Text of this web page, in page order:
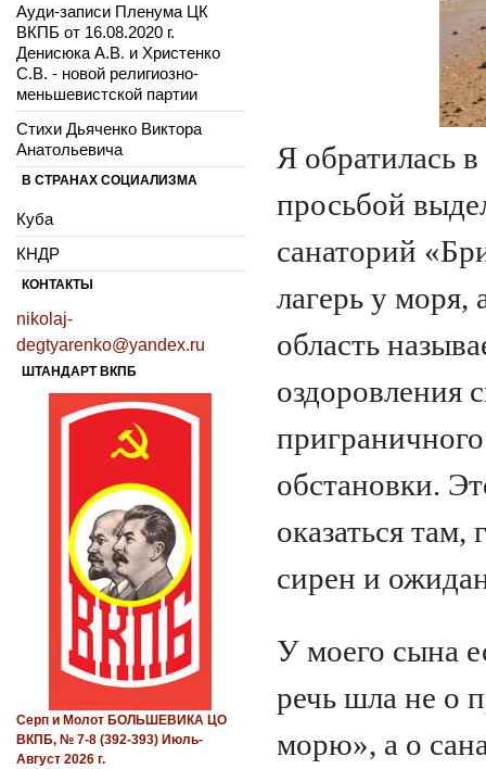
Я обратилась
просьбой
санаторий
лагерь у моря,
область
оздоровления
обстановки.
оказаться там,
сирен и
У моего сына
речь шла не о
морю», а о
Ауди-записи Пленума ЦК
ВКПБ от 16.08.2020 г.
Денисюка А.В. и Христенко
С.В. - новой религиозно-
меньшевистской партии
Стихи Дьяченко Виктора
Анатольевича
В СТРАНАХ СОЦИАЛИЗМА
Куба
КНДР
КОНТАКТЫ
nikolaj-
degtyarenko@yandex.ru
ШТАНДАРТ ВКПБ
Серп и Молот БОЛЬШЕВИКА ЦО
ВКПБ, № 7-8 (392-393) Июль-
Август 2026 г.